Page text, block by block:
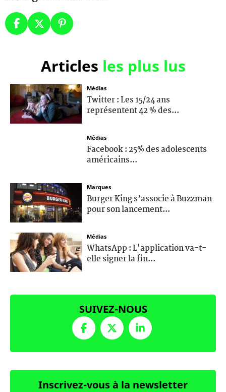
Articles les plus lus
Médias
Twitter : Les 15/24 ans
représentent 42 % des...
Médias
Facebook : 25% des adolescents
américains...
Marques
Burger King s’associe à Buzzman
pour son lancement...
Médias
WhatsApp : L'application va-t-
elle signer la fin...
SUIVEZ-NOUS
Inscrivez-vous à la newsletter